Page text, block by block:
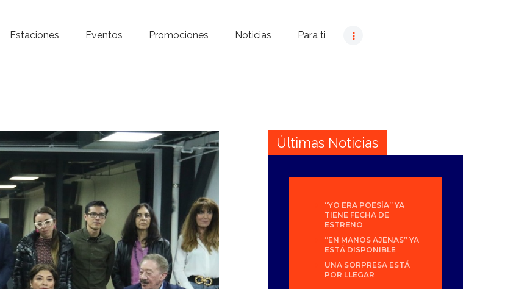
Estaciones Eventos Promociones Noticias Para ti
ti
Últimas Noticias
“YO ERA POESÍA” YA
TIENE FECHA DE
ESTRENO
“EN MANOS AJENAS” YA
ESTÁ DISPONIBLE
UNA SORPRESA ESTÁ
POR LLEGAR